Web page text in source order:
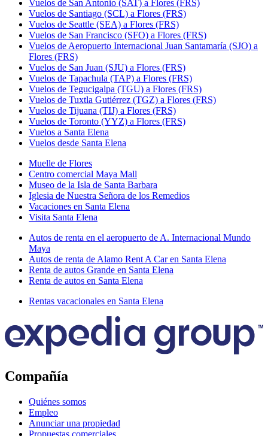
Vuelos de San Antonio (SAT) a Flores (FRS)
Vuelos de Santiago (SCL) a Flores (FRS)
Vuelos de Seattle (SEA) a Flores (FRS)
Vuelos de San Francisco (SFO) a Flores (FRS)
Vuelos de Aeropuerto Internacional Juan Santamaría (SJO) a
Flores (FRS)
Vuelos de San Juan (SJU) a Flores (FRS)
Vuelos de Tapachula (TAP) a Flores (FRS)
Vuelos de Tegucigalpa (TGU) a Flores (FRS)
Vuelos de Tuxtla Gutiérrez (TGZ) a Flores (FRS)
Vuelos de Tijuana (TIJ) a Flores (FRS)
Vuelos de Toronto (YYZ) a Flores (FRS)
Vuelos a Santa Elena
Vuelos desde Santa Elena
Muelle de Flores
Centro comercial Maya Mall
Museo de la Isla de Santa Barbara
Iglesia de Nuestra Señora de los Remedios
Vacaciones en Santa Elena
Visita Santa Elena
Autos de renta en el aeropuerto de A. Internacional Mundo
Maya
Autos de renta de Alamo Rent A Car en Santa Elena
Renta de autos Grande en Santa Elena
Renta de autos en Santa Elena
Rentas vacacionales en Santa Elena
Compañía
Quiénes somos
Empleo
Anunciar una propiedad